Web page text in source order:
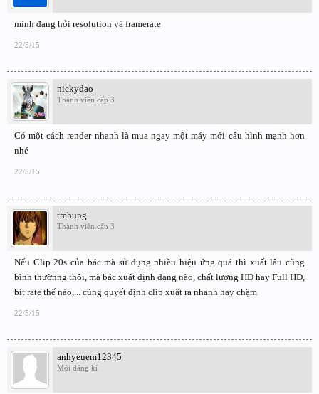
mình đang hỏi resolution và framerate
22/5/15
nickydao
Thành viên cấp 3
Có một cách render nhanh là mua ngay một máy mới cấu hình mạnh hơn
nhé
22/5/15
tmhung
Thành viên cấp 3
Nếu Clip 20s của bác mà sử dụng nhiều hiệu ứng quá thì xuất lâu cũng
bình thườnng thôi, mà bác xuất định dạng nào, chất lượng HD hay Full HD,
bit rate thế nào,... cũng quyết định clip xuất ra nhanh hay chậm
22/5/15
anhyeuem12345
Mới đăng kí